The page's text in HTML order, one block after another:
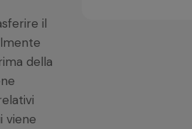
il
della
viene